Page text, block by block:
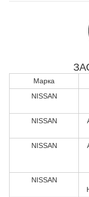
Марка
NISSAN
NISSAN
NISSAN
NISSAN